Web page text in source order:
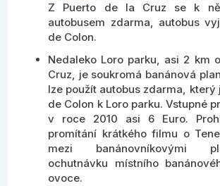
Z Puerto de la Cruz se k
autobusem zdarma, autobus
de Colon.
Nedaleko Loro parku, asi 2 km
Cruz, je soukromá banánová
lze použít autobus zdarma, který
de Colon k Loro parku. Vstupné
v roce 2010 asi 6 Euro.
promítání krátkého filmu o
mezi banánovníkovými
ochutnávku místního
ovoce.